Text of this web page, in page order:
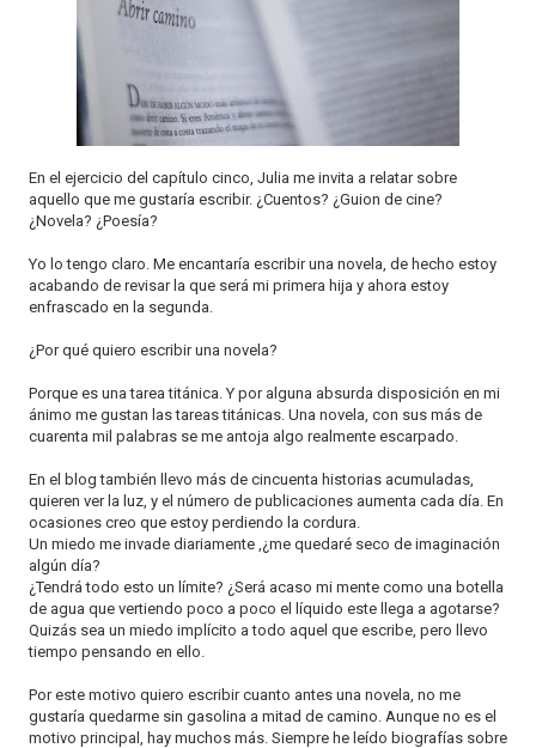
En el ejercicio del capítulo cinco, Julia me invita a relatar sobre
aquello que me gustaría escribir. ¿Cuentos? ¿Guion de cine?
¿Novela? ¿Poesía?
Yo lo tengo claro. Me encantaría escribir una novela, de hecho estoy
acabando de revisar la que será mi primera hija y ahora estoy
enfrascado en la segunda.
¿Por qué quiero escribir una novela?
Porque es una tarea titánica. Y por alguna absurda disposición en mi
ánimo me gustan las tareas titánicas. Una novela, con sus más de
cuarenta mil palabras se me antoja algo realmente escarpado.
En el blog también llevo más de cincuenta historias acumuladas,
quieren ver la luz, y el número de publicaciones aumenta cada día. En
ocasiones creo que estoy perdiendo la cordura.
Un miedo me invade diariamente ,¿me quedaré seco de imaginación
algún día?
¿Tendrá todo esto un límite? ¿Será acaso mi mente como una botella
de agua que vertiendo poco a poco el líquido este llega a agotarse?
Quizás sea un miedo implícito a todo aquel que escribe, pero llevo
tiempo pensando en ello.
Por este motivo quiero escribir cuanto antes una novela, no me
gustaría quedarme sin gasolina a mitad de camino. Aunque no es el
motivo principal, hay muchos más. Siempre he leído biografías sobre